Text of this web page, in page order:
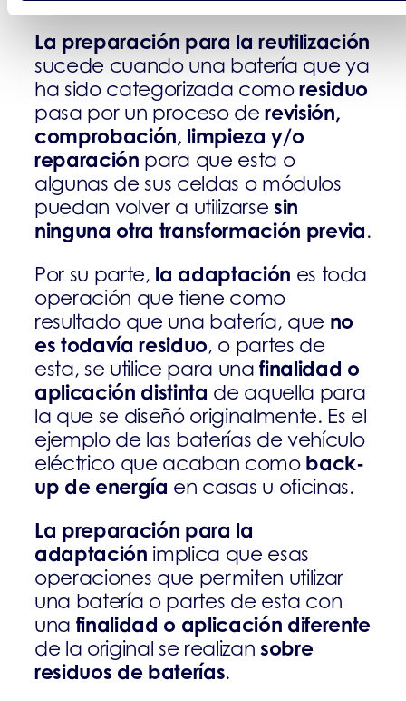
La preparación para la reutilización
sucede cuando una batería que ya
ha sido categorizada comoresiduo
pasa por un proceso derevisión,
comprobación, limpieza y/o
reparación para que esta o
algunas de sus celdas o módulos
puedan volver a utilizarsesin
ninguna otra transformación previa.
Por su parte, la adaptación es toda
operación que tiene como
resultado que una batería, que no
es todavía residuo, o partes de
esta, se utilice para unafinalidad o
aplicación distinta de aquella para
la que se diseñó originalmente. Es el
ejemplo de las baterías de vehículo
eléctrico que acaban como back-
up de energía en casas u oficinas.
La preparación para la
adaptación implica que esas
operaciones que permiten utilizar
una batería o partes de esta con
una finalidad o aplicación diferente
de la original se realizansobre
residuos de baterías.